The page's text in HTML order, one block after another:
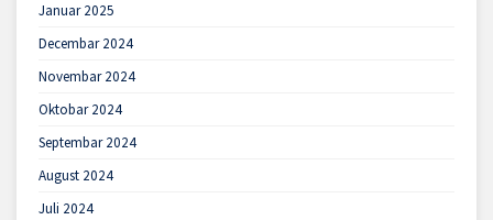
Januar 2025
Decembar 2024
Novembar 2024
Oktobar 2024
Septembar 2024
August 2024
Juli 2024